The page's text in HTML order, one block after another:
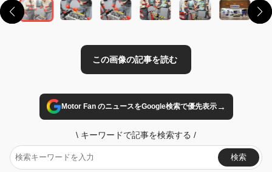
Motor Fan のニュースをGoogle検索で優先表示→
\ キーワードで記事を検索する /
検索